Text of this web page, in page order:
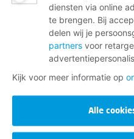
diensten via online
te brengen. Bij
delen wij je
partners voor
Kijk voor meer informatie op
Alle